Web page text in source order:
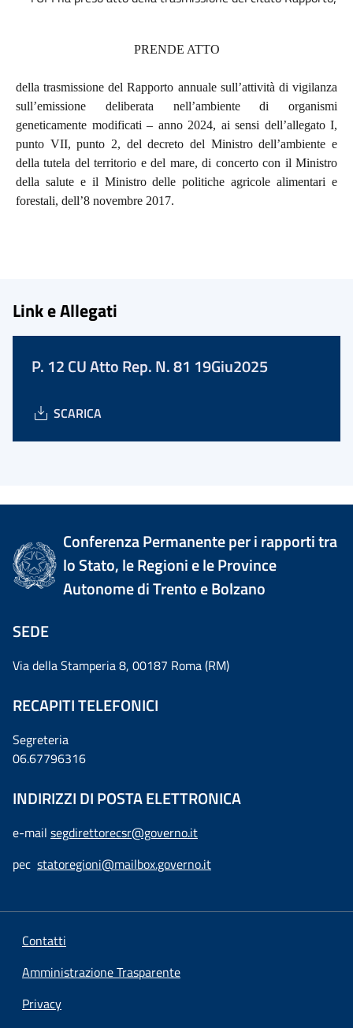
PRENDE ATTO
della trasmissione del Rapporto annuale sull’attività di vigilanza
sull’emissione deliberata nell’ambiente di organismi
geneticamente modificati – anno 2024, ai sensi dell’allegato I,
punto VII, punto 2, del decreto del Ministro dell’ambiente e
della tutela del territorio e del mare, di concerto con il Ministro
della salute e il Ministro delle politiche agricole alimentari e
forestali, dell’8 novembre 2017.
Link e Allegati
P. 12 CU Atto Rep. N. 81 19Giu2025
SCARICA
Conferenza Permanente per i rapporti tra
lo Stato, le Regioni e le Province
Autonome di Trento e Bolzano
SEDE
Via della Stamperia 8, 00187 Roma (RM)
RECAPITI TELEFONICI
Segreteria
06.67796316
INDIRIZZI DI POSTA ELETTRONICA
e-mail segdirettorecsr@governo.it
pec statoregioni@mailbox.governo.it
Contatti
Amministrazione Trasparente
Privacy